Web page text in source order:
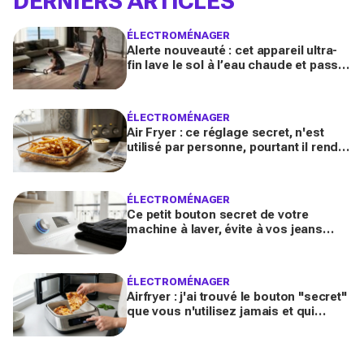
ÉLECTROMÉNAGER
Alerte nouveauté : cet appareil ultra-
fin lave le sol à l’eau chaude et passe
ÉLECTROMÉNAGER
Air Fryer : ce réglage secret, n'est
utilisé par personne, pourtant il rend
ÉLECTROMÉNAGER
Ce petit bouton secret de votre
machine à laver, évite à vos jeans
ÉLECTROMÉNAGER
Airfryer : j'ai trouvé le bouton "secret"
que vous n'utilisez jamais et qui